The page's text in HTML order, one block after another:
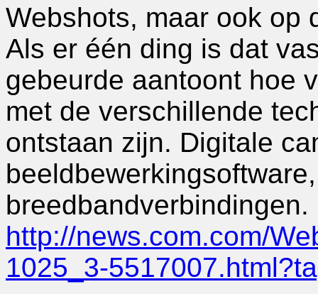
Webshots, maar ook op
Als er één ding is dat
gebeurde aantoont hoe
met de verschillende
ontstaan zijn. Digitale
breedbandverbindingen.
http://news.com.com/
1025_3-